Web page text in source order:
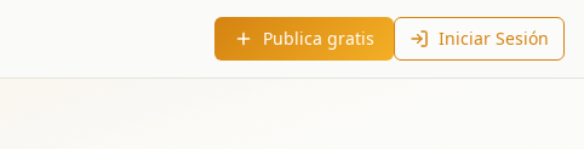
Publica gratis Iniciar Sesión